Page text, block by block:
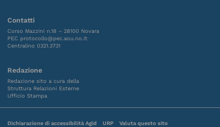
Contatti
Corso Mazzini n.18 – 28100 Novara
PEC protocollo@pec.aou.no.it
Centralino 0321.3731
Redazione
Redazione sito a cura della
Struttura Relazioni Esterne
Ufficio Stampa
Dichiarazione di accessibilità Agid URP Valuta questo sito